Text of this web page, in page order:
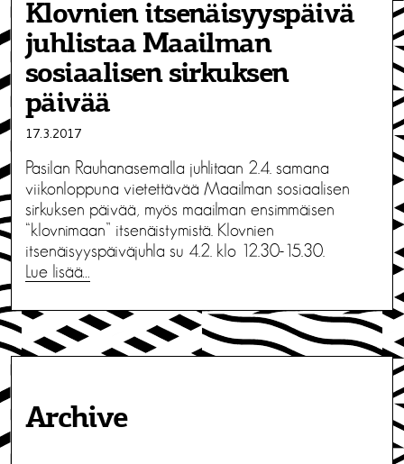
Klovnien itsenäisyyspäivä
juhlistaa Maailman
sosiaalisen sirkuksen
päivää
17.3.2017
Pasilan Rauhanasemalla juhlitaan 2.4. samana
viikonloppuna vietettävää Maailman sosiaalisen
sirkuksen päivää, myös maailman ensimmäisen
“klovnimaan” itsenäistymistä. Klovnien
itsenäisyyspäiväjuhla su 4.2. klo 12.30-15.30.
Lue lisää…
Archive